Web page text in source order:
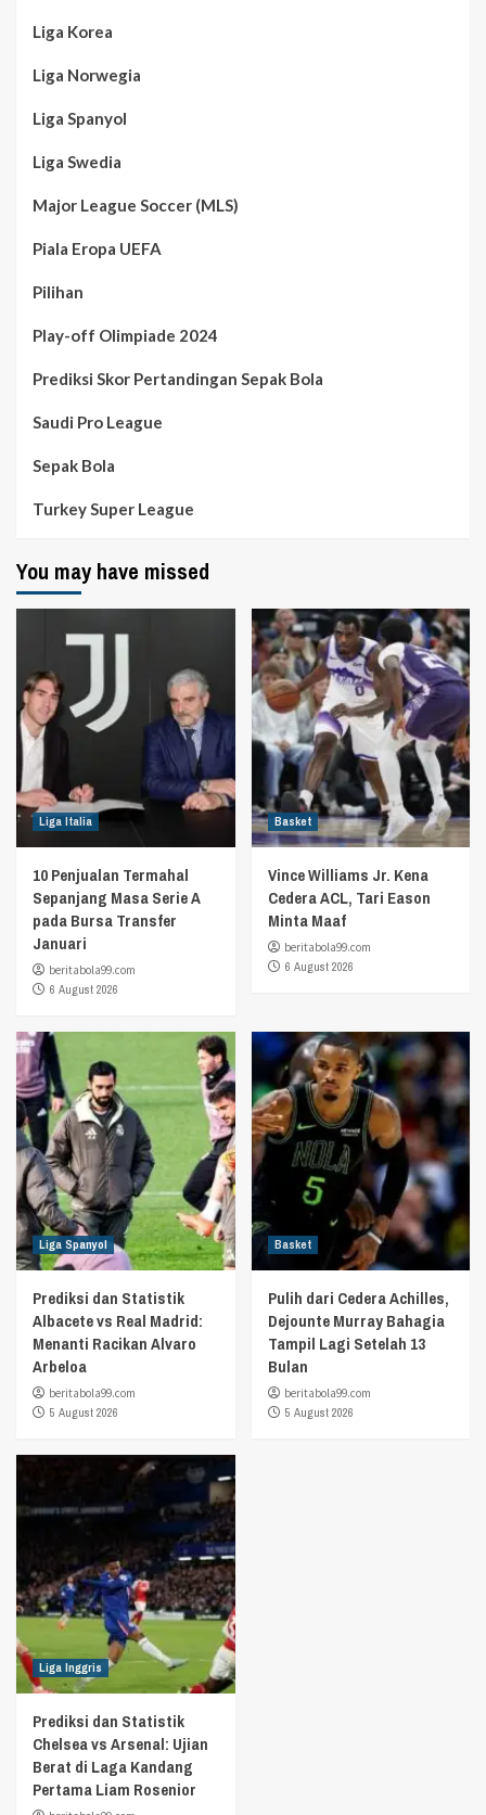
Liga Korea
Liga Norwegia
Liga Spanyol
Liga Swedia
Major League Soccer (MLS)
Piala Eropa UEFA
Pilihan
Play-off Olimpiade 2024
Prediksi Skor Pertandingan Sepak Bola
Saudi Pro League
Sepak Bola
Turkey Super League
You may have missed
Liga Italia
10 Penjualan Termahal
Sepanjang Masa Serie A
pada Bursa Transfer
Januari
beritabola99.com
6 August 2026
Basket
Vince Williams Jr. Kena
Cedera ACL, Tari Eason
Minta Maaf
beritabola99.com
6 August 2026
Liga Spanyol
Prediksi dan Statistik
Albacete vs Real Madrid:
Menanti Racikan Alvaro
Arbeloa
beritabola99.com
5 August 2026
Basket
Pulih dari Cedera Achilles,
Dejounte Murray Bahagia
Tampil Lagi Setelah 13
Bulan
beritabola99.com
5 August 2026
Liga Inggris
Prediksi dan Statistik
Chelsea vs Arsenal: Ujian
Berat di Laga Kandang
Pertama Liam Rosenior